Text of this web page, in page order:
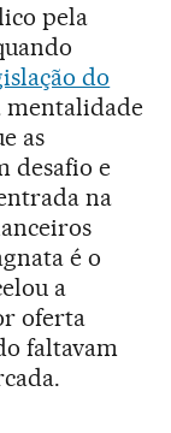
pela
do
mentalidade
as
desafio e
na
é o
a
oferta
faltavam